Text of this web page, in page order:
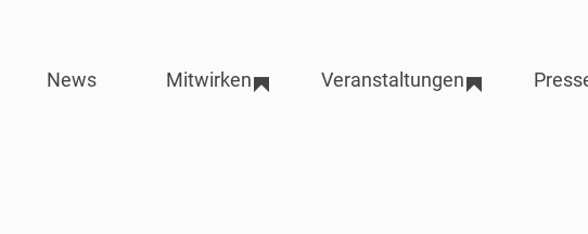
News Mitwirken Veranstaltungen